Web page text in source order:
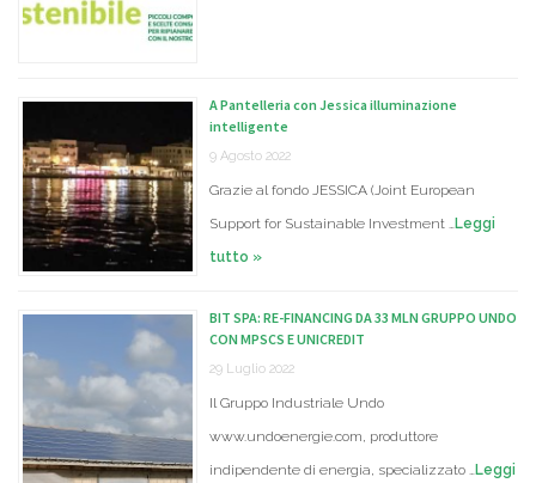
A Pantelleria con Jessica illuminazione
intelligente
9 Agosto 2022
Grazie al fondo JESSICA (Joint European
Support for Sustainable Investment …Leggi
tutto »
BIT SPA: RE-FINANCING DA 33 MLN GRUPPO UNDO
CON MPSCS E UNICREDIT
29 Luglio 2022
Il Gruppo Industriale Undo
www.undoenergie.com, produttore
indipendente di energia, specializzato …Leggi